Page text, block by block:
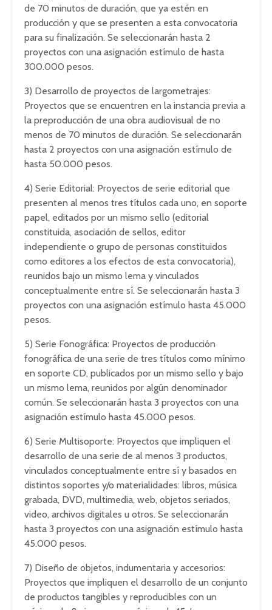
de 70 minutos de duración, que ya estén en
producción y que se presenten a esta convocatoria
para su finalización. Se seleccionarán hasta 2
proyectos con una asignación estímulo de hasta
300.000 pesos.
3) Desarrollo de proyectos de largometrajes:
Proyectos que se encuentren en la instancia previa a
la preproducción de una obra audiovisual de no
menos de 70 minutos de duración. Se seleccionarán
hasta 2 proyectos con una asignación estímulo de
hasta 50.000 pesos.
4) Serie Editorial: Proyectos de serie editorial que
presenten al menos tres títulos cada uno, en soporte
papel, editados por un mismo sello (editorial
constituida, asociación de sellos, editor
independiente o grupo de personas constituidos
como editores a los efectos de esta convocatoria),
reunidos bajo un mismo lema y vinculados
conceptualmente entre sí. Se seleccionarán hasta 3
proyectos con una asignación estímulo hasta 45.000
pesos.
5) Serie Fonográfica: Proyectos de producción
fonográfica de una serie de tres títulos como mínimo
en soporte CD, publicados por un mismo sello y bajo
un mismo lema, reunidos por algún denominador
común. Se seleccionarán hasta 3 proyectos con una
asignación estímulo hasta 45.000 pesos.
6) Serie Multisoporte: Proyectos que impliquen el
desarrollo de una serie de al menos 3 productos,
vinculados conceptualmente entre sí y basados en
distintos soportes y/o materialidades: libros, música
grabada, DVD, multimedia, web, objetos seriados,
video, archivos digitales u otros. Se seleccionarán
hasta 3 proyectos con una asignación estímulo hasta
45.000 pesos.
7) Diseño de objetos, indumentaria y accesorios:
Proyectos que impliquen el desarrollo de un conjunto
de productos tangibles y reproducibles con un